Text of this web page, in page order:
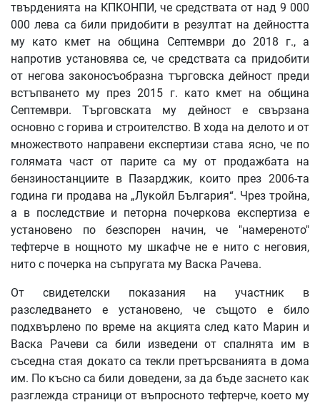
твърденията на КПКОНПИ, че средствата от над 9 000
000 лева са били придобити в резултат на дейността
му като кмет на община Септември до 2018 г., а
напротив установява се, че средствата са придобити
от негова законосъобразна търговска дейност преди
встъпването му през 2015 г. като кмет на община
Септември. Търговската му дейност е свързана
основно с горива и строителство. В хода на делото и от
множеството направени експертизи става ясно, че по
голямата част от парите са му от продажбата на
бензиностанциите в Пазарджик, които през 2006-та
година ги продава на „Лукойл България“. Чрез тройна,
а в последствие и петорна почеркова експертиза е
установено по безспорен начин, че "намереното"
тефтерче в нощното му шкафче не е нито с неговия,
нито с почерка на съпругата му Васка Рачева.
От свидетелски показания на участник в
разследването е установено, че същото е било
подхвърлено по време на акцията след като Марин и
Васка Рачеви са били изведени от спалнята им в
съседна стая докато са текли претърсванията в дома
им. По късно са били доведени, за да бъде заснето как
разглежда страници от въпросното тефтерче, което му